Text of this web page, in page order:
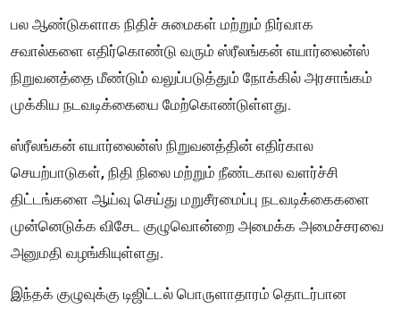
பல ஆண்டுகளாக நிதிச் சுமைகள் மற்றும் நிர்வாக
சவால்களை எதிர்கொண்டு வரும் ஸ்ரீலங்கன் எயார்லைன்ஸ்
நிறுவனத்தை மீண்டும் வலுப்படுத்தும் நோக்கில் அரசாங்கம்
முக்கிய நடவடிக்கையை மேற்கொண்டுள்ளது.
ஸ்ரீலங்கன் எயார்லைன்ஸ் நிறுவனத்தின் எதிர்கால
செயற்பாடுகள், நிதி நிலை மற்றும் நீண்டகால வளர்ச்சி
திட்டங்களை ஆய்வு செய்து மறுசீரமைப்பு நடவடிக்கைகளை
முன்னெடுக்க விசேட குழுவொன்றை அமைக்க அமைச்சரவை
அனுமதி வழங்கியுள்ளது.
இந்தக் குழுவுக்கு டிஜிட்டல் பொருளாதாரம் தொடர்பான